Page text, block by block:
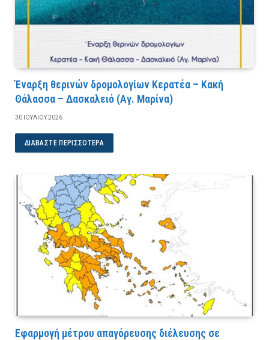
Έναρξη θερινών δρομολογίων Κερατέα – Κακή
Θάλασσα – Δασκαλειό (Αγ. Μαρίνα)
30 ΙΟΥΛΊΟΥ 2026
ΔΙΑΒΆΣΤΕ ΠΕΡΙΣΣΌΤΕΡΑ
Εφαρμογή μέτρου απαγόρευσης διέλευσης σε